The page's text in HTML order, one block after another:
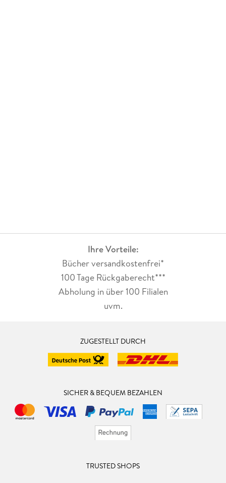
Ihre Vorteile:
Bücher versandkostenfrei*
100 Tage Rückgaberecht***
Abholung in über 100 Filialen
uvm.
ZUGESTELLT DURCH
SICHER & BEQUEM BEZAHLEN
TRUSTED SHOPS